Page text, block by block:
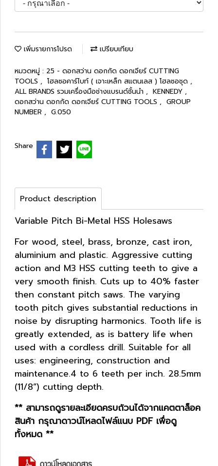
เพิ่มรายการโปรด เปรียบเทียบ
หมวดหมู่ : 25 - ดอกสว่าน ดอกกัด ดอกเจียร์ CUTTING
TOOLS , โฮลซอคาร์ไบท์ ( เจาะเหล็ก สแตนเลส ) โฮลซอชุด ,
ALL BRANDS รวมเครื่องมือช่างแบรนด์ชั้นนำ , KENNEDY ,
ดอกสว่าน ดอกกัด ดอกเจียร์ CUTTING TOOLS , GROUP
NUMBER , G.050
Share
Product description
Variable Pitch Bi-Metal HSS Holesaws
For wood, steel, brass, bronze, cast iron,
aluminium and plastic. Aggressive cutting
action and M3 HSS cutting teeth to give a
very smooth finish. Cuts up to 40% faster
then constant pitch saws. The varying
tooth pitch gives substantial reductions in
noise by disrupting harmonics. Tooth life is
greatly extended, as is battery life when
used with a cordless drill. Suitable for all
uses: engineering, construction and
maintenance.4 to 6 teeth per inch. 28.5mm
(11/8”) cutting depth.
** สามารถดูรายละเอียดครบถ้วนได้จากแคตตาล็อค
สินค้า กรุณาดาวน์โหลดไฟล์แนบ PDF เพื่อดู
ทั้งหมด **